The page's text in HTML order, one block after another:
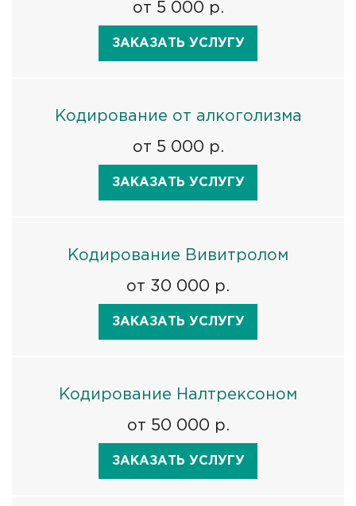
от 5 000 р.
ЗАКАЗАТЬ УСЛУГУ
Кодирование от алкоголизма
от 5 000 р.
ЗАКАЗАТЬ УСЛУГУ
Кодирование Вивитролом
от 30 000 р.
ЗАКАЗАТЬ УСЛУГУ
Кодирование Налтрексоном
от 50 000 р.
ЗАКАЗАТЬ УСЛУГУ